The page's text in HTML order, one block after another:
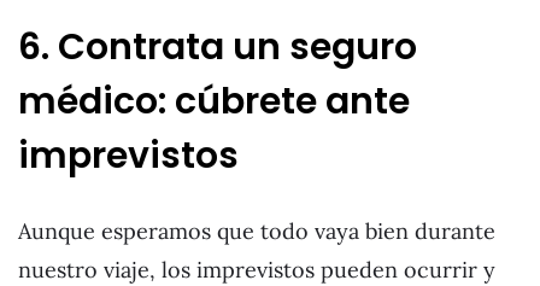
6. Contrata un seguro
médico: cúbrete ante
imprevistos
Aunque esperamos que todo vaya bien durante
nuestro viaje, los imprevistos pueden ocurrir y